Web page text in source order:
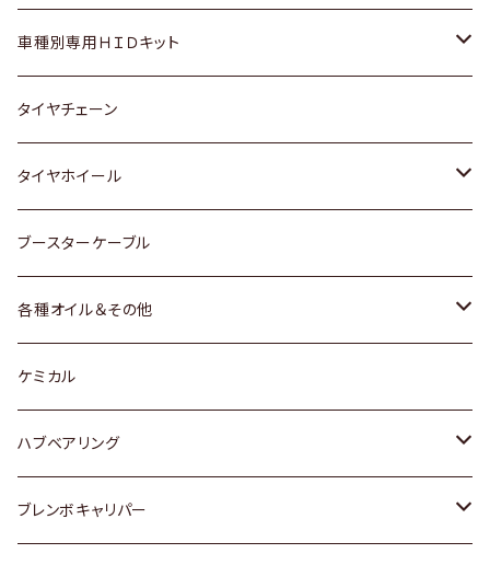
マツダ
三菱
スバル
レクサス
ダイハツ
マツダ
三菱
スバル
日産
いすゞ
ダイハツ
マツダ
三菱
スバル
スズキ
日産
ダイハツ
スバル
ホンダ
スズキ
日産
ダイハツ
マツダ
ホンダ
スズキ
日産
ダイハツ
マツダ
スバル
車種別専用ＨＩＤキット
トヨタ
マツダ
タイヤチェーン
タイヤホイール
トヨタ
ホンダ
スズキ
日産
ダイハツ
ブースターケーブル
各種オイル＆その他
ディーデル洗浄添加剤
ケミカル
ハブベアリング
トヨタ
ブレンボキャリパー